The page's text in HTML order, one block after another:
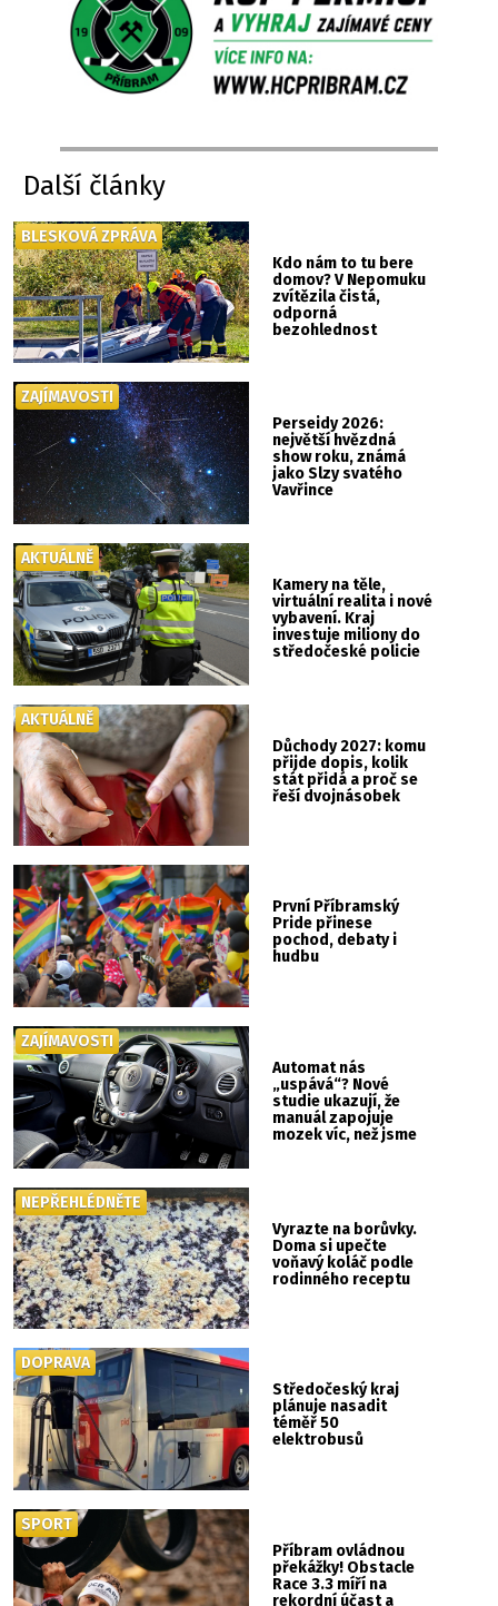
Další články
Kdo nám to tu bere
domov? V Nepomuku
zvítězila čistá,
odporná
bezohlednost
BLESKOVÁ ZPRÁVA
Perseidy 2026:
největší hvězdná
show roku, známá
jako Slzy svatého
Vavřince
ZAJÍMAVOSTI
Kamery na těle,
virtuální realita i nové
vybavení. Kraj
investuje miliony do
středočeské policie
AKTUÁLNĚ
Důchody 2027: komu
přijde dopis, kolik
stát přidá a proč se
řeší dvojnásobek
AKTUÁLNĚ
První Příbramský
Pride přinese
pochod, debaty i
hudbu
Automat nás
„uspává“? Nové
studie ukazují, že
manuál zapojuje
mozek víc, než jsme
ZAJÍMAVOSTI
Vyrazte na borůvky.
Doma si upečte
voňavý koláč podle
rodinného receptu
NEPŘEHLÉDNĚTE
Středočeský kraj
plánuje nasadit
téměř 50
elektrobusů
DOPRAVA
Příbram ovládnou
překážky! Obstacle
Race 3.3 míří na
rekordní účast a
SPORT